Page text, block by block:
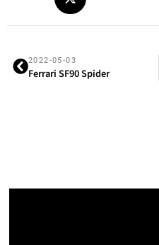
2022-05-03
Ferrari SF90 Spider